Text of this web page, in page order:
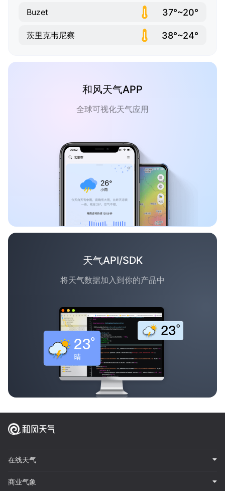
Buzet 37°~20°
茨里克韦尼察 38°~24°
和风天气APP
全球可视化天气应用
天气API/SDK
将天气数据加入到你的产品中
在线天气
商业气象